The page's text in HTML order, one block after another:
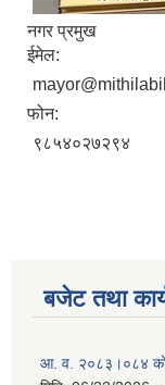
नगर प्रमुख
ईमेल:
फोन:
९८५४०२७२९४
बजेट तथा
आ. व. २०८३।०८४